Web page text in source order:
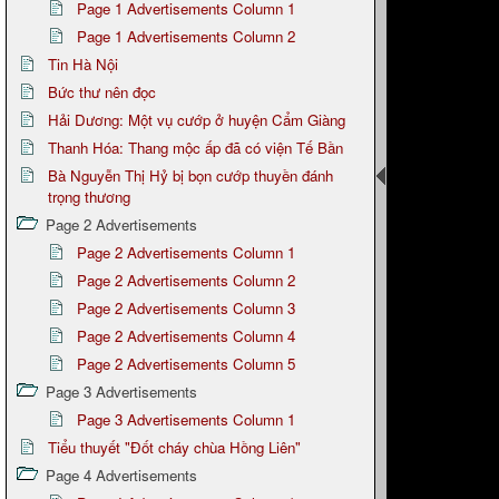
Page 1 Advertisements Column 1
Page 1 Advertisements Column 2
Tin Hà Nội
Bức thư nên đọc
Hải Dương: Một vụ cướp ở huyện Cẩm Giàng
Thanh Hóa: Thang mộc ấp đã có viện Tế Bần
Bà Nguyễn Thị Hỷ bị bọn cướp thuyền đánh
trọng thương
Page 2 Advertisements
Page 2 Advertisements Column 1
Page 2 Advertisements Column 2
Page 2 Advertisements Column 3
Page 2 Advertisements Column 4
Page 2 Advertisements Column 5
Page 3 Advertisements
Page 3 Advertisements Column 1
Tiểu thuyết "Đốt cháy chùa Hồng Liên"
Page 4 Advertisements